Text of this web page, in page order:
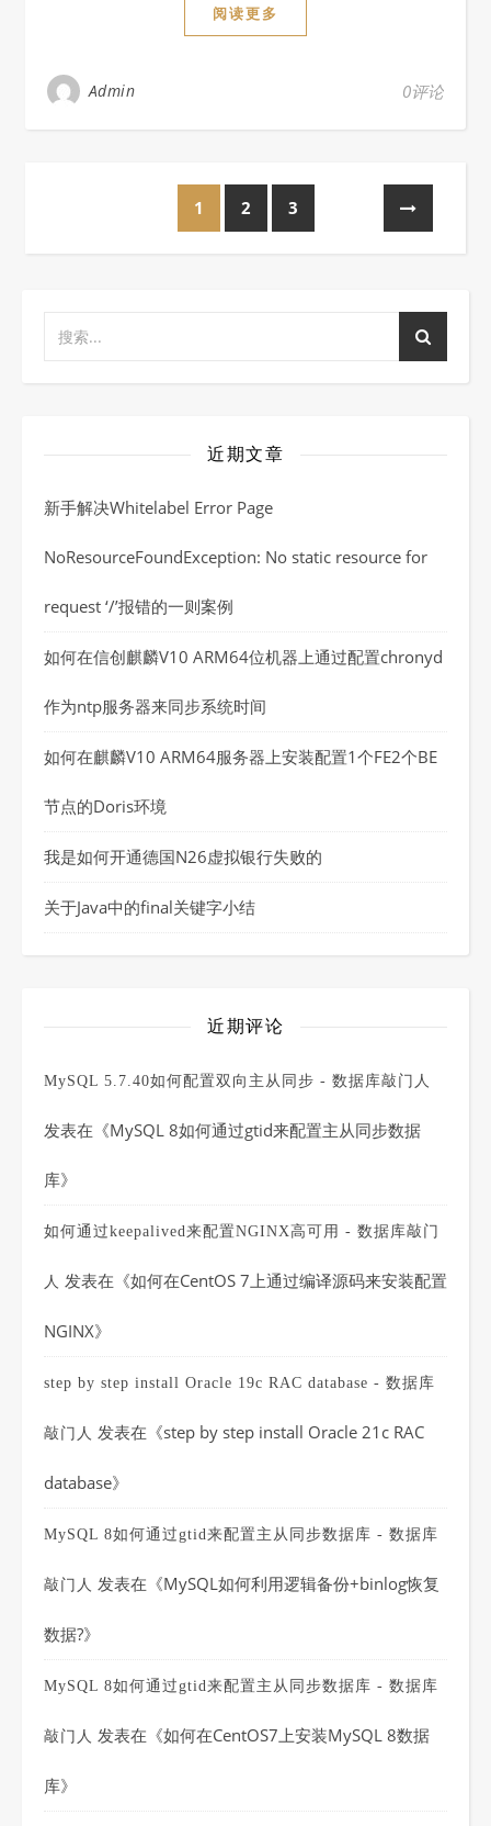
阅读更多
Admin 0评论
1 2 3
近期文章
新手解决Whitelabel Error Page
NoResourceFoundException: No static resource for
request ‘/’报错的一则案例
如何在信创麒麟V10 ARM64位机器上通过配置chronyd
作为ntp服务器来同步系统时间
如何在麒麟V10 ARM64服务器上安装配置1个FE2个BE
节点的Doris环境
我是如何开通德国N26虚拟银行失败的
关于Java中的final关键字小结
近期评论
MySQL 5.7.40如何配置双向主从同步 - 数据库敲门人
发表在《MySQL 8如何通过gtid来配置主从同步数据
库》
如何通过keepalived来配置NGINX高可用 - 数据库敲门
人 发表在《如何在CentOS 7上通过编译源码来安装配置
NGINX》
step by step install Oracle 19c RAC database - 数据库
敲门人 发表在《step by step install Oracle 21c RAC
database》
MySQL 8如何通过gtid来配置主从同步数据库 - 数据库
敲门人 发表在《MySQL如何利用逻辑备份+binlog恢复
数据?》
MySQL 8如何通过gtid来配置主从同步数据库 - 数据库
敲门人 发表在《如何在CentOS7上安装MySQL 8数据
库》